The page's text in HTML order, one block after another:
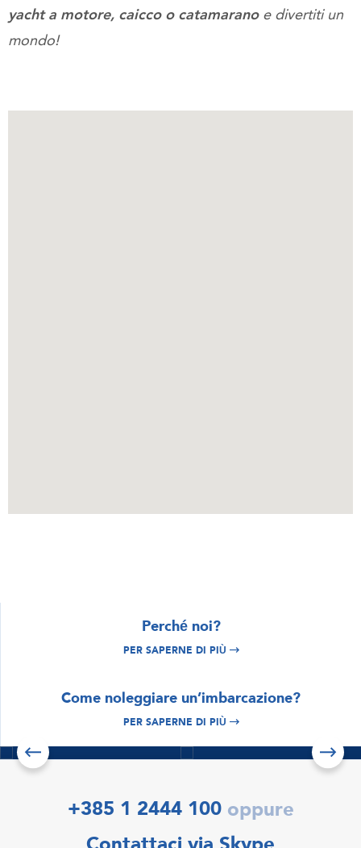
yacht a motore, caicco o catamarano e divertiti un
mondo!
Perché noi?
PER SAPERNE DI PIÙ
Come noleggiare un’imbarcazione?
PER SAPERNE DI PIÙ
Istria e Quarnero
noleggio barche
Croazia noleggio
barche
Per saperne di più
+385 1 2444 100 oppure